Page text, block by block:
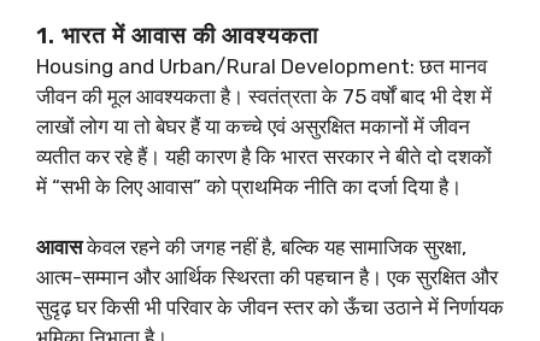
1. भारत में आवास की आवश्यकता
Housing and Urban/Rural Development: छत मानव
जीवन की मूल आवश्यकता है। स्वतंत्रता के 75 वर्षों बाद भी देश में
लाखों लोग या तो बेघर हैं या कच्चे एवं असुरक्षित मकानों में जीवन
व्यतीत कर रहे हैं। यही कारण है कि भारत सरकार ने बीते दो दशकों
में “सभी के लिए आवास” को प्राथमिक नीति का दर्जा दिया है।
आवासकेवल रहने की जगह नहीं है, बल्कि यह सामाजिक सुरक्षा,
आत्म-सम्मान और आर्थिक स्थिरता की पहचान है। एक सुरक्षित और
सुदृढ़ घर किसी भी परिवार के जीवन स्तर को ऊँचा उठाने में निर्णायक